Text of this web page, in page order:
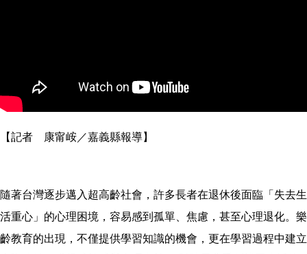
【記者 康甯峖／嘉義縣報導】
隨著台灣逐步邁入超高齡社會，許多長者在退休後面臨「失去生
活重心」的心理困境，容易感到孤單、焦慮，甚至心理退化。樂
齡教育的出現，不僅提供學習知識的機會，更在學習過程中建立